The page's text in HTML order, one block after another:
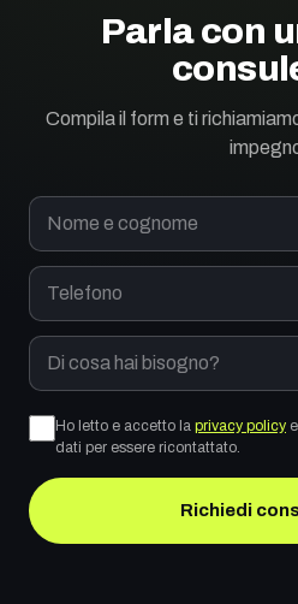
Parla con
Compila il form e ti
Nome e cognome
Telefono
Di cosa hai bisogno?
Richiedi
Ho letto e accetto la privacy policy
dati per essere ricontattato.